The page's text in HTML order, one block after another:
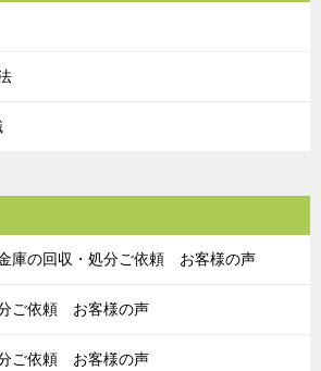
金庫の回収・処分ご依頼 お客様の声
ご依頼 お客様の声
ご依頼 お客様の声